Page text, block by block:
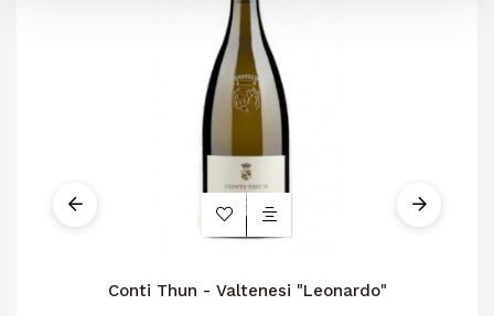
Conti Thun - Valtenesi "Leonardo"